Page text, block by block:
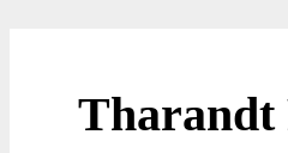
Tharandt